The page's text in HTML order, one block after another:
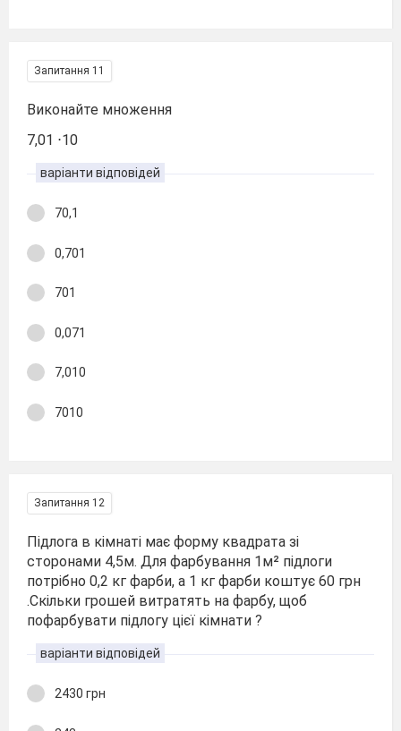
Запитання 11
Виконайте множення
7,01 ⋅10
варіанти відповідей
70,1
0,701
701
0,071
7,010
7010
Запитання 12
Підлога в кімнаті має форму квадрата зі
сторонами 4,5м. Для фарбування 1м² підлоги
потрібно 0,2 кг фарби, а 1 кг фарби коштує 60 грн
.Скільки грошей витратять на фарбу, щоб
пофарбувати підлогу цієї кімнати ?
варіанти відповідей
2430 грн